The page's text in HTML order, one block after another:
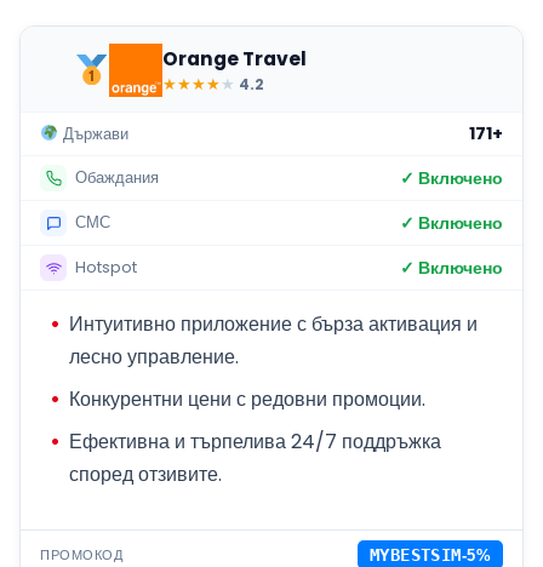
Orange Travel
★★★★★ 4.2
Държави 171+
Обаждания ✓ Включено
СМС ✓ Включено
Hotspot ✓ Включено
Интуитивно приложение с бърза активация и
лесно управление.
Конкурентни цени с редовни промоции.
Ефективна и търпелива 24/7 поддръжка
според отзивите.
ПРОМОКОД MYBESTSIM-5%